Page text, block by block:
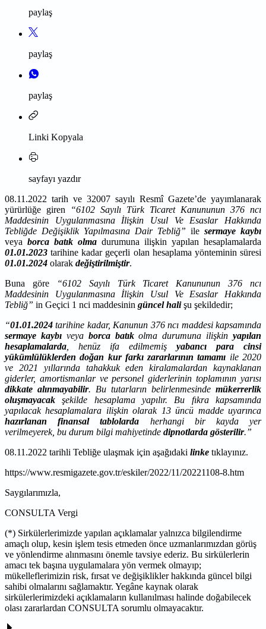
paylaş
paylaş
paylaş
Linki Kopyala
sayfayı yazdır
08.11.2022 tarih ve 32007 sayılı Resmî Gazete’de yayımlanarak
yürürlüğe giren
“6102 Sayılı Türk Ticaret Kanununun 376 ncı
Maddesinin Uygulanmasına İlişkin Usul Ve Esaslar Hakkında
Tebliğde Değişiklik Yapılmasına Dair Tebliğ” ile sermaye kaybı
veya borca batık olma durumuna ilişkin yapılan hesaplamalarda
01.01.2023 tarihine kadar geçerli olan hesaplama yönteminin süresi
01.01.2024 olarak değiştirilmiştir.
Buna göre
“6102 Sayılı Türk Ticaret Kanununun 376 ncı
Maddesinin Uygulanmasına İlişkin Usul Ve Esaslar Hakkında
Tebliğ” in Geçici 1 nci maddesinin güncel halişu şekildedir;
“01.01.2024 tarihine kadar, Kanunun 376 ncı maddesi kapsamında
sermaye kaybıveya borca batıkolma durumuna ilişkin yapılan
hesaplamalarda , henüz ifa edilmemiş yabancı para cinsi
yükümlülüklerden doğan kur farkı zararlarının tamamı ile 2020
ve 2021 yıllarında tahakkuk eden kiralamalardan kaynaklanan
giderler, amortismanlar ve personel giderlerinin toplamının yarısı
dikkate alınmayabilir. Bu tutarların belirlenmesinde mükerrerlik
oluşmayacak şekilde hesaplama yapılır. Bu fıkra kapsamında
yapılacak hesaplamalara ilişkin olarak 13 üncü madde uyarınca
hazırlanan finansal tablolarda herhangi bir kayda yer
verilmeyerek, bu durum bilgi mahiyetinde dipnotlarda gösterilir.”
08.11.2022 tarihli Tebliğe ulaşmak için aşağıdaki linke tıklayınız.
https://www.resmigazete.gov.tr/eskiler/2022/11/20221108-8.htm
Saygılarımızla,
CONSULTA Vergi
(*) Sirkülerlerimizde yapılan açıklamalar yalnızca bilgilendirme
amaçlı olup, kesin işlem tesis etmeden önce uzmanlarımızdan görüş
ve yönlendirme alınmasını önemle tavsiye ederiz. Bu sirkülerlerin
amacı tek başına uygulamalara yön vermek olmayıp;
mükelleflerimizin risk, fırsat ve değişiklikler hakkında güncel bilgi
sahibi olmalarını sağlamaktır. Yegâne kaynak olarak
sirkülerlerimizdeki açıklamaların kullanılması halinde doğabilecek
olası zararlardan CONSULTA sorumlu olmayacaktır.